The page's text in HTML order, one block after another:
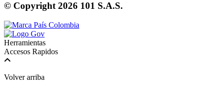
© Copyright 2026 101 S.A.S.
Herramientas
Accesos Rapidos
Volver arriba